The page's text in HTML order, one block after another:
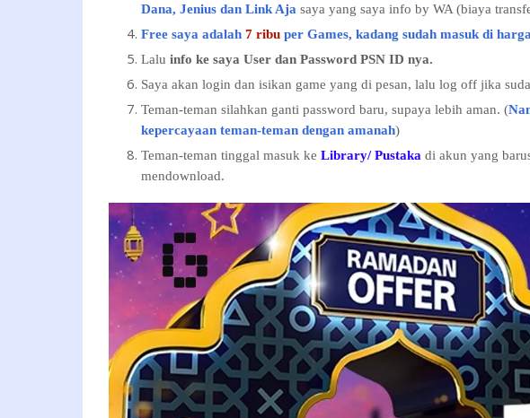
Dana, Jenius dan Link Aja saya yang saya info by WA (biaya
Free saya adalah 7 ribu per Games, kadang sudah masuk di
Lalu info ke saya User dan Password PSN ID nya.
Saya akan login dan isikan game yang di pesan, lalu log off jika
Teman-teman silahkan ganti password baru, supaya lebih aman. (
kepercayaan teman-teman dengan amanah)
Teman-teman tinggal masuk ke Library/ Pustaka di akun yang
mendownload.